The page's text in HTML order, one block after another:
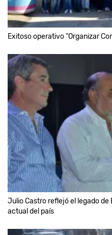
Exitoso operativo “Organizar
Julio Castro reflejó el legado
actual del país